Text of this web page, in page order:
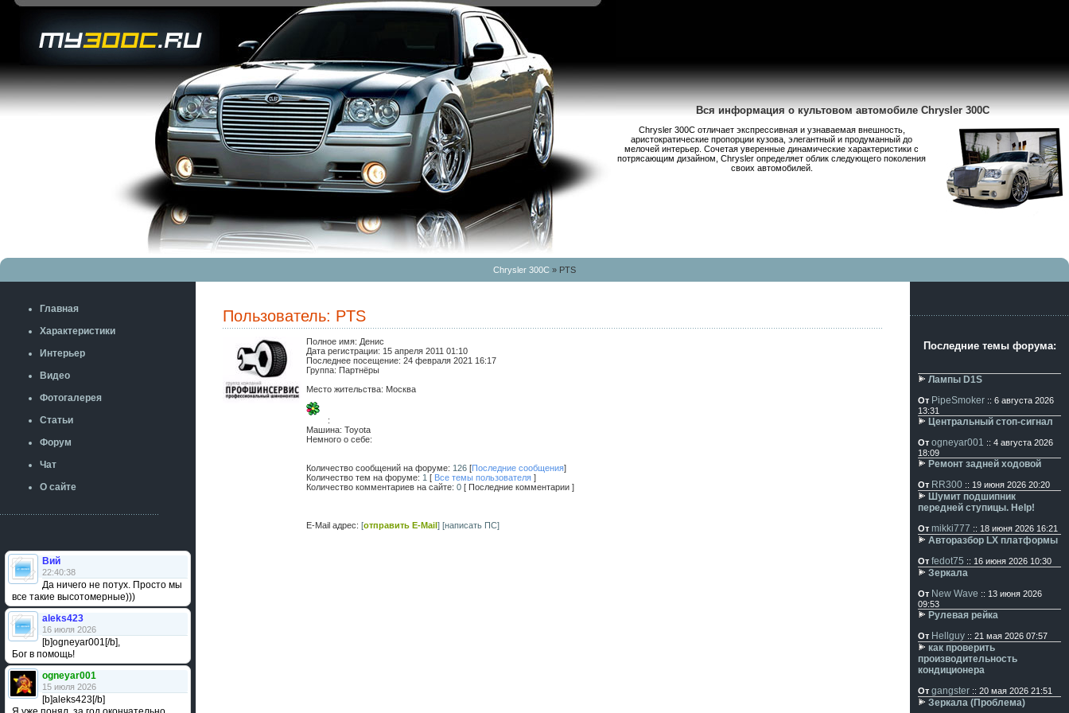
Вся информация о культовом автомобиле Chrysler 300C
Chrysler 300С отличает экспрессивная и узнаваемая внешность,
аристократические пропорции кузова, элегантный и продуманный до
мелочей интерьер. Сочетая уверенные динамические характеристики с
потрясающим дизайном, Chrysler определяет облик следующего поколения
своих автомобилей.
Chrysler 300C » PTS
Главная
Характеристики
Интерьер
Видео
Фотогалерея
Статьи
Форум
Чат
О сайте
Вий
22:40:38
Да ничего не потух. Просто мы
все такие высотомерные)))
aleks423
16 июля 2026
[b]ogneyar001[/b],
Бог в помощь!
ogneyar001
15 июля 2026
[b]aleks423[/b]
Пользователь: PTS
Полное имя: Денис
Дата регистрации: 15 апреля 2011 01:10
Последнее посещение:24 февраля 2021 16:17
Группа: Партнёры
Место жительства: Москва
:
Машина:Toyota
Немного о себе:
Количество сообщений на форуме: 126 [Последние сообщения]
Количество тем на форуме: 1 [ Все темы пользователя ]
Количество комментариев на сайте:0 [ Последние комментарии ]
E-Mail адрес:[отправить E-Mail] [написать ПС]
Последние темы форума:
Лампы D1S
От PipeSmoker :: 6 августа 2026
13:31
Центральный стоп-сигнал
От ogneyar001 :: 4 августа 2026
18:09
Ремонт задней ходовой
От RR300 :: 19 июня 2026 20:20
Шумит подшипник
передней ступицы. Help!
От mikki777 :: 18 июня 2026 16:21
Авторазбор LX платформы
От fedot75 :: 16 июня 2026 10:30
Зеркала
От New Wave :: 13 июня 2026
09:53
Рулевая рейка
От Hellguy :: 21 мая 2026 07:57
как проверить
производительность
кондиционера
От gangster :: 20 мая 2026 21:51
Зеркала (Проблема)